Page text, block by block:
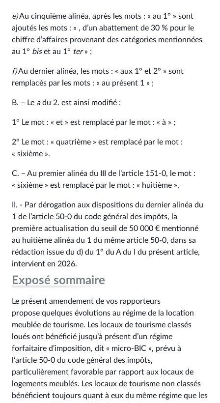
e)Au cinquième alinéa, après les mots : « au 1° » sont
ajoutés les mots : « , d’un abattement de 30 % pour le
chiffre d’affaires provenant des catégories mentionnées
au 1° biset au 1° ter» ;
f)Au dernier alinéa, les mots : « aux 1° et 2° » sont
remplacés par les mots : « au présent 1 » ;
B. – Le adu 2. est ainsi modifié :
1° Le mot : « et » est remplacé par le mot : « à » ;
2° Le mot : « quatrième » est remplacé par le mot :
« sixième ».
C. – Au premier alinéa du III de l’article 151‑0, le mot :
« sixième » est remplacé par le mot : « huitième ».
II. - Par dérogation aux dispositions du dernier alinéa du
1 de l’article 50‑0 du code général des impôts, la
première actualisation du seuil de 50 000 € mentionné
au huitième alinéa du 1 du même article 50‑0, dans sa
rédaction issue du d) du 1° du A du I du présent article,
intervient en 2026.
Exposé sommaire
Le présent amendement de vos rapporteurs
propose quelques évolutions au régime de la location
meublée de tourisme. Les locaux de tourisme classés
loués ont bénéficié jusqu’à présent d’un régime
forfaitaire d’imposition, dit « micro-BIC », prévu à
l’article 50‑0 du code général des impôts,
particulièrement favorable par rapport aux locaux de
logements meublés. Les locaux de tourisme non classés
bénéficient toujours quant à eux du même régime que les